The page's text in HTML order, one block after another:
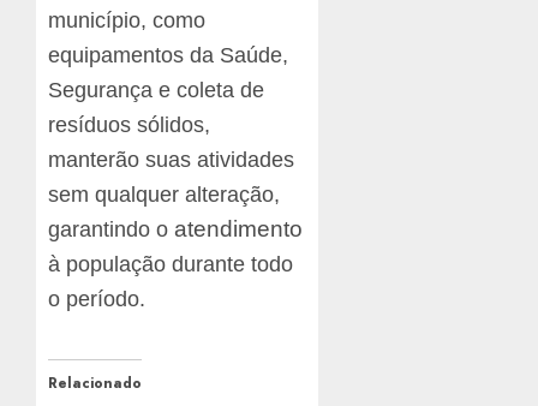
município, como
equipamentos da Saúde,
Segurança e coleta de
resíduos sólidos,
manterão suas atividades
sem qualquer alteração,
garantindo o atendimento
à população durante todo
o período.
Relacionado